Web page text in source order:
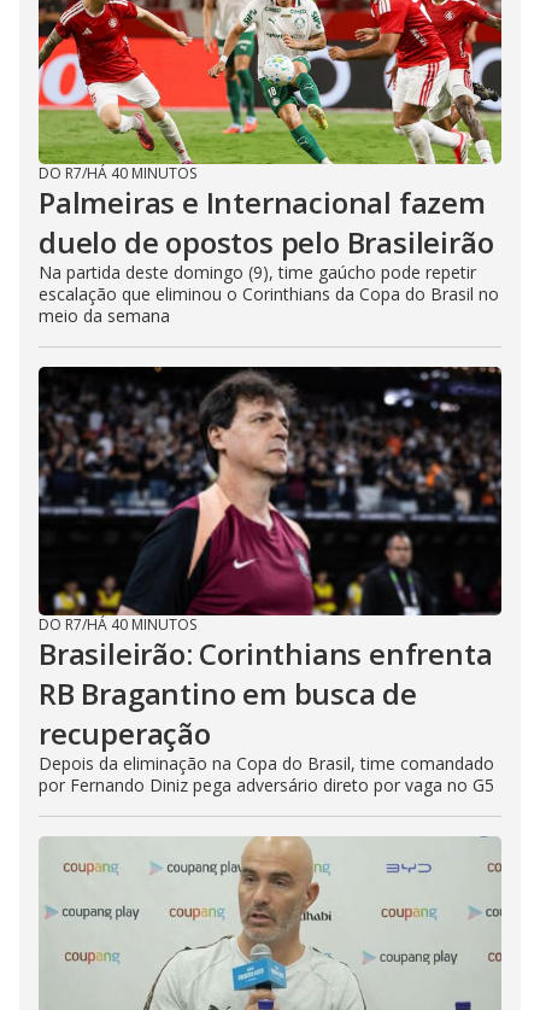
DO R7/HÁ 40 MINUTOS
Palmeiras e Internacional fazem
duelo de opostos pelo Brasileirão
Na partida deste domingo (9), time gaúcho pode repetir
escalação que eliminou o Corinthians da Copa do Brasil no
meio da semana
DO R7/HÁ 40 MINUTOS
Brasileirão: Corinthians enfrenta
RB Bragantino em busca de
recuperação
Depois da eliminação na Copa do Brasil, time comandado
por Fernando Diniz pega adversário direto por vaga no G5